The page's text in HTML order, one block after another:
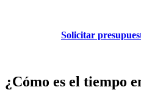
Solicitar
¿Cómo es el tiempo